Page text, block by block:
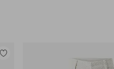
Toevoegen